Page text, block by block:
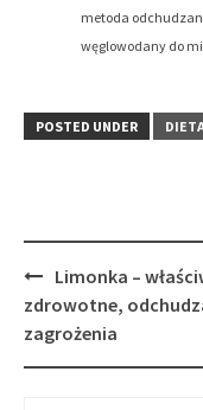
metoda
węglowodany do
POSTED UNDER
Post
navigation
Limonka –
zdrowotne,
zagrożenia